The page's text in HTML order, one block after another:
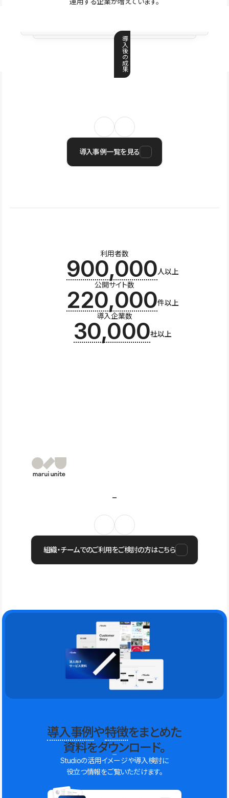
導
入
後
の
成
果
導入事例一覧を見る
利用者数
900,000人以上
公開サイト数
220,000件以上
導入企業数
30,000社以上
組織・チームでのご利用をご検討の方はこちら
導入事例や特徴をまとめた
資料をダウンロード。
Studioの活用イメージや導入検討に
役立つ情報をご覧いただけます。